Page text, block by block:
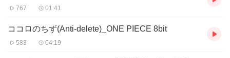
767 01:41
ココロのちず(Anti-delete)_ONE PIECE 8bit
583 04:19